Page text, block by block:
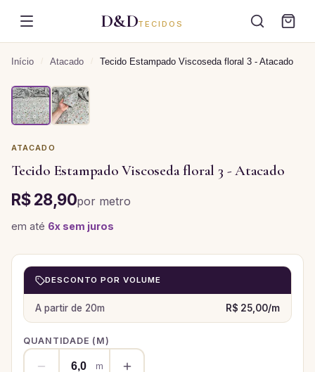
D&DTECIDOS
Início / Atacado / Tecido Estampado Viscoseda floral 3 - Atacado
ATACADO
Tecido Estampado Viscoseda floral 3 - Atacado
R$ 28,90por metro
em até 6x sem juros
DESCONTO POR VOLUME
A partir de 20m R$ 25,00/m
QUANTIDADE ( M)
m